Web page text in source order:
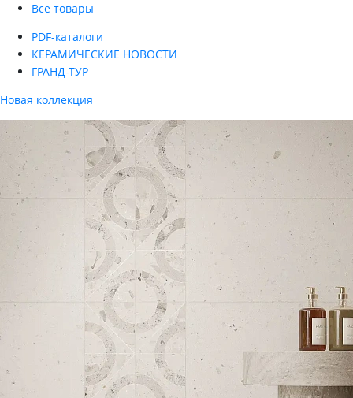
Все товары
PDF-каталоги
КЕРАМИЧЕСКИЕ НОВОСТИ
ГРАНД-ТУР
Новая коллекция